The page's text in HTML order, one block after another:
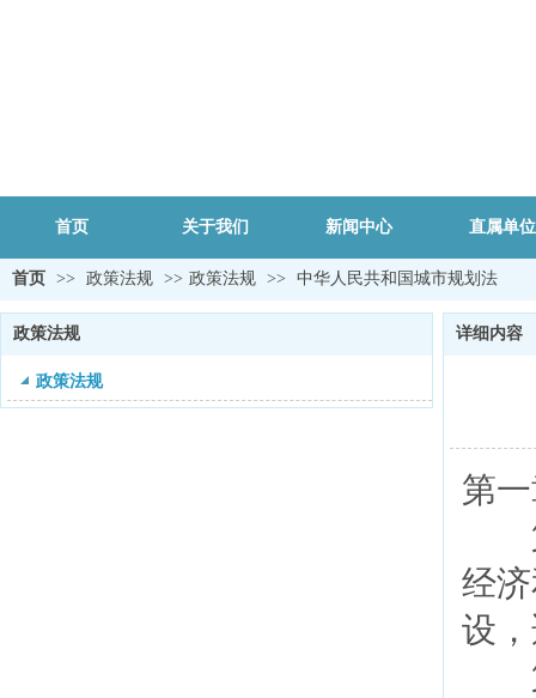
首页 关于我们 新闻中心 直属单位
首页 >> 政策法规 >> 政策法规 >> 中华人民共和国城市规划法
政策法规
政策法规
详细内容
第
第
经
设
第